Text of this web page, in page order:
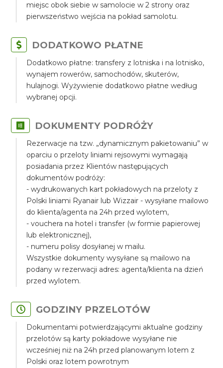
miejsc obok siebie w samolocie w 2 strony oraz
pierwszeństwo wejścia na pokład samolotu.
DODATKOWO PŁATNE
Dodatkowo płatne: transfery z lotniska i na lotnisko,
wynajem rowerów, samochodów, skuterów,
hulajnogi. Wyżywienie dodatkowo płatne według
wybranej opcji.
DOKUMENTY PODRÓŻY
Rezerwacje na tzw. „dynamicznym pakietowaniu” w
oparciu o przeloty liniami rejsowymi wymagają
posiadania przez Klientów następujących
dokumentów podróży:
- wydrukowanych kart pokładowych na przeloty z
Polski liniami Ryanair lub Wizzair - wysyłane mailowo
do klienta/agenta na 24h przed wylotem,
- vouchera na hotel i transfer (w formie papierowej
lub elektronicznej),
- numeru polisy dosyłanej w mailu.
Wszystkie dokumenty wysyłane są mailowo na
podany w rezerwacji adres: agenta/klienta na dzień
przed wylotem.
GODZINY PRZELOTÓW
Dokumentami potwierdzającymi aktualne godziny
przelotów są karty pokładowe wysyłane nie
wcześniej niż na 24h przed planowanym lotem z
Polski oraz lotem powrotnym